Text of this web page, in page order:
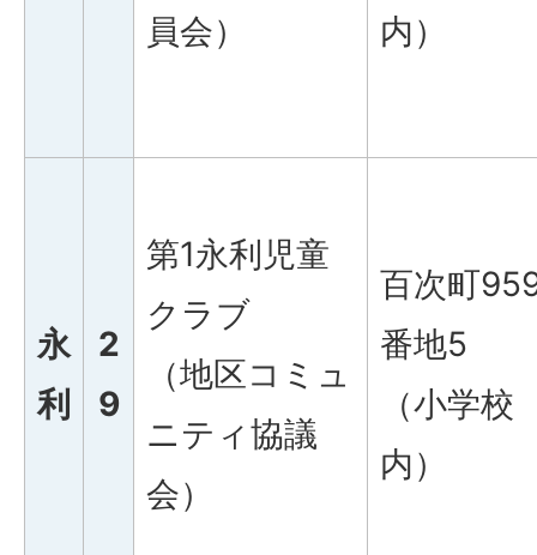
員会）
内）
永
利
2
9
第1永利児童
クラブ
（地区コミュ
ニティ協議
会）
百次町
番地5
（小学校
内）